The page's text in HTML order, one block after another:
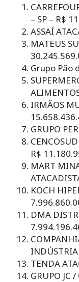
– SP – R$
ASSAÍ
MATEUS
Grupo Pão
IRMÃOS
GRUPO
R$
MART
KOCH
DMA
TENDA
GRUPO JC